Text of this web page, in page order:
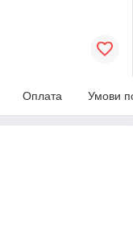
Оплата Умови